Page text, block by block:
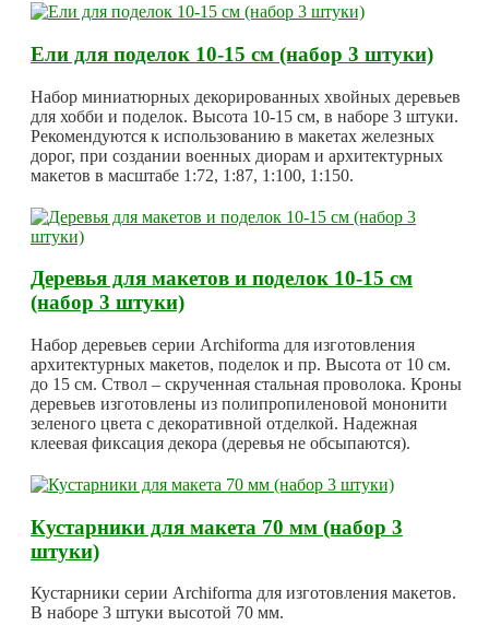
Ели для поделок 10-15 см (набор 3 штуки)
Набор миниатюрных декорированных хвойных деревьев
для хобби и поделок. Высота 10-15 см, в наборе 3 штуки.
Рекомендуются к использованию в макетах железных
дорог, при создании военных диорам и архитектурных
макетов в масштабе 1:72, 1:87, 1:100, 1:150.
Деревья для макетов и поделок 10-15 см
(набор 3 штуки)
Набор деревьев серии Archiforma для изготовления
архитектурных макетов, поделок и пр. Высота от 10 см.
до 15 см. Ствол – скрученная стальная проволока. Кроны
деревьев изготовлены из полипропиленовой мононити
зеленого цвета с декоративной отделкой. Надежная
клеевая фиксация декора (деревья не обсыпаются).
Кустарники для макета 70 мм (набор 3
штуки)
Кустарники серии Archiforma для изготовления макетов.
В наборе 3 штуки высотой 70 мм.